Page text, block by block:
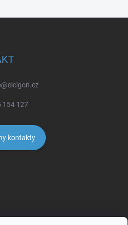
@elcigon.cz
154 127
kontakty